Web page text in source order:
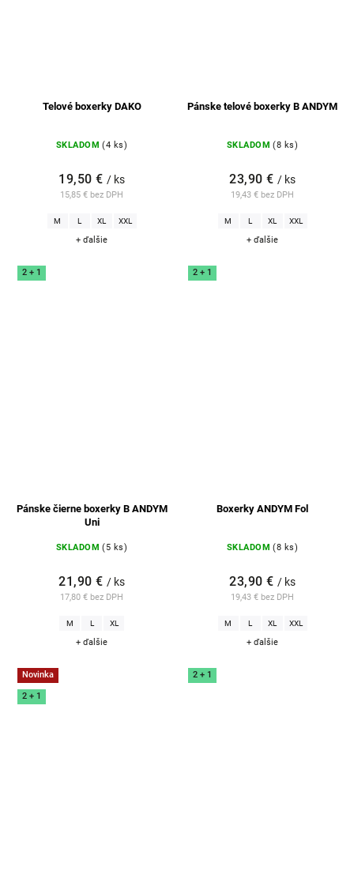
Telové boxerky DAKO
SKLADOM (4 ks)
15,85 € bez DPH
19,50 € / ks
M L XL XXL
+ ďalšie
Pánske telové boxerky B ANDYM
SKLADOM (8 ks)
19,43 € bez DPH
23,90 € / ks
M L XL XXL
+ ďalšie
2 + 1
Pánske čierne boxerky B ANDYM
Uni
SKLADOM (5 ks)
17,80 € bez DPH
21,90 € / ks
M L XL
+ ďalšie
2 + 1
Boxerky ANDYM Fol
SKLADOM (8 ks)
19,43 € bez DPH
23,90 € / ks
M L XL XXL
+ ďalšie
Novinka
2 + 1
2 + 1